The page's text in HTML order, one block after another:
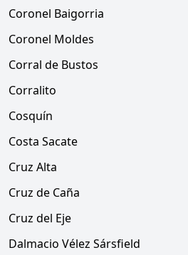
Coronel Baigorria
Coronel Moldes
Corral de Bustos
Corralito
Cosquín
Costa Sacate
Cruz Alta
Cruz de Caña
Cruz del Eje
Dalmacio Vélez Sársfield